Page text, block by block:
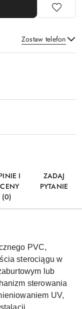
Zostaw telefon
I
(0)
ZADAJ
PYTANIE
PVC,
sterociągu w
lub
sterowania
UV,